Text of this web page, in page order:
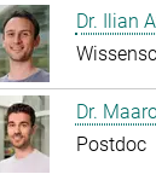
Dr. Ilian
Dr.
Postdoc